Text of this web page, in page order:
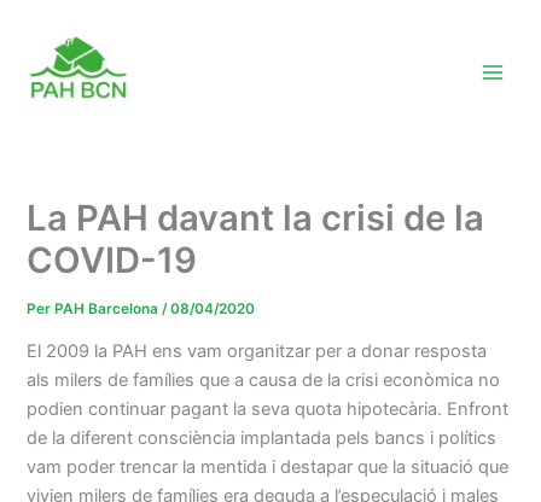
contingut
La PAH davant la crisi de la
COVID-19
Per PAH Barcelona/08/04/2020
El 2009 la PAH ens vam organitzar per a donar resposta
als milers de famílies que a causa de la crisi econòmica no
podien continuar pagant la seva quota hipotecària. Enfront
de la diferent consciència implantada pels bancs i polítics
vam poder trencar la mentida i destapar que la situació que
vivien milers de famílies era deguda a l’especulació i males